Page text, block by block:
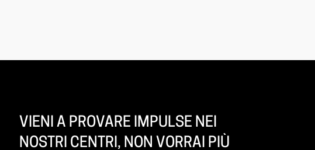
VIENI A PROVARE IMPULSE NEI
NOSTRI CENTRI, NON VORRAI PIÙ